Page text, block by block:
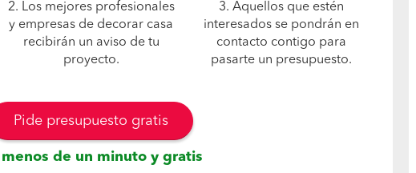
2. Los mejores profesionales
y empresas de decorar casa
recibirán un aviso de tu
proyecto.
3. Aquellos que estén
interesados se pondrán en
contacto contigo para
pasarte un presupuesto.
Pide presupuesto gratis
menos de un minuto y gratis